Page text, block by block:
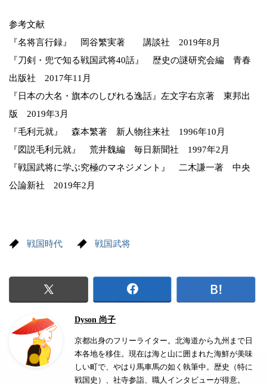
参考文献
『名将言行録』 岡谷繁実著 講談社 2019年8月
『刀剣・兜で知る戦国武将40話』 歴史の謎研究会編 青春
出版社 2017年11月
『日本の大名・旗本のしびれる逸話』左文字右京著 東邦出
版 2019年3月
『毛利元就』 森本繁著 新人物往来社 1996年10月
『図説毛利元就』 荒井魏編 毎日新聞社 1997年2月
『戦国武将に学ぶ究極のマネジメント』 二木謙一著 中央
公論新社 2019年2月
戦国時代 戦国武将
Dyson 尚子
京都出身のフリーライター。北海道から九州まで日
本各地を移住。現在は海と山に囲まれた海鮮が美味
しい町で、やはり馬車馬の如く執筆中。歴史（特に
戦国史）、社寺参詣、職人インタビューが得意。